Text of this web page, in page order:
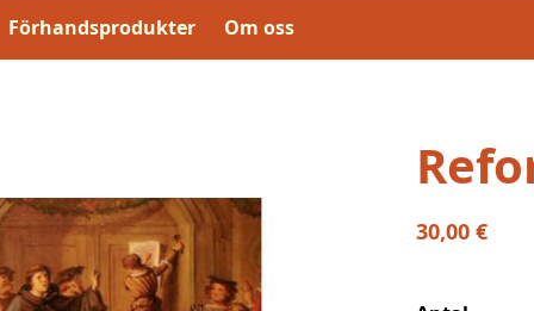
Förhandsprodukter Om oss
30,00 €